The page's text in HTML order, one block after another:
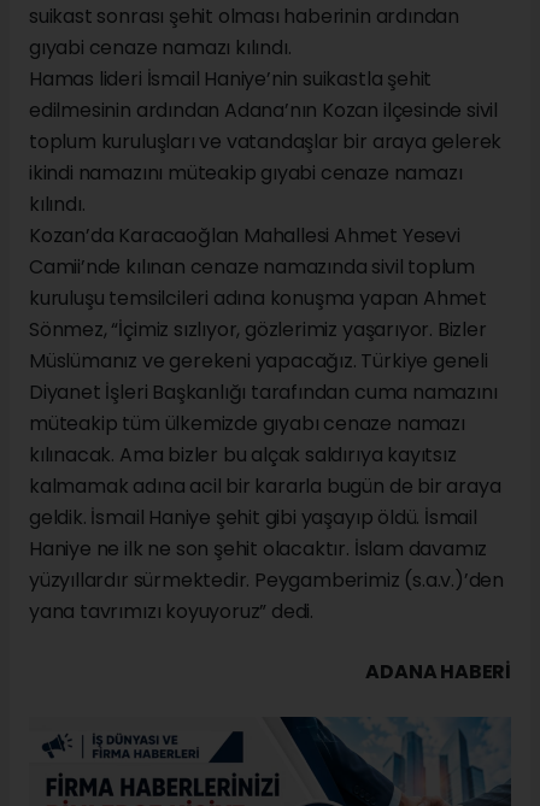
suikast sonrası şehit olması haberinin ardından
gıyabi cenaze namazı kılındı.
Hamas lideri İsmail Haniye’nin suikastla şehit
edilmesinin ardından Adana’nın Kozan ilçesinde sivil
toplum kuruluşları ve vatandaşlar bir araya gelerek
ikindi namazını müteakip gıyabi cenaze namazı
kılındı.
Kozan’da Karacaoğlan Mahallesi Ahmet Yesevi
Camii’nde kılınan cenaze namazında sivil toplum
kuruluşu temsilcileri adına konuşma yapan Ahmet
Sönmez, “İçimiz sızlıyor, gözlerimiz yaşarıyor. Bizler
Müslümanız ve gerekeni yapacağız. Türkiye geneli
Diyanet İşleri Başkanlığı tarafından cuma namazını
müteakip tüm ülkemizde gıyabı cenaze namazı
kılınacak. Ama bizler bu alçak saldırıya kayıtsız
kalmamak adına acil bir kararla bugün de bir araya
geldik. İsmail Haniye şehit gibi yaşayıp öldü. İsmail
Haniye ne ilk ne son şehit olacaktır. İslam davamız
yüzyıllardır sürmektedir. Peygamberimiz (s.a.v.)’den
yana tavrımızı koyuyoruz” dedi.
ADANA HABERİ